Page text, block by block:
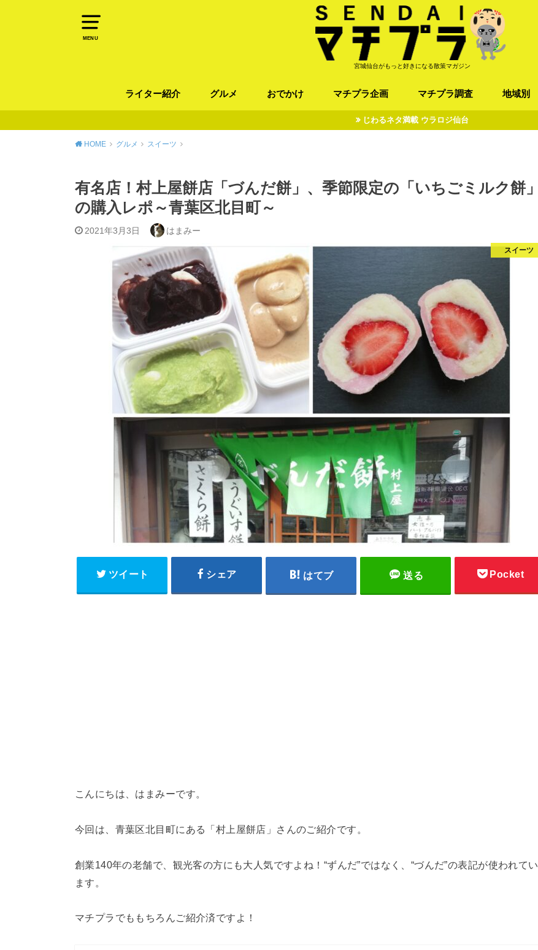
MENU
宮城仙台がもっと好きになる散策マガジン
ライター紹介 グルメ おでかけ マチプラ企画
オトアルキ
マチプラ企業訪問
ファッション
ブラミヤギ
マチプラ漫画
マチプラ小説
マチプラ調査
歴史
地域別
じわるネタ満載 ウラロジ仙台
HOME グルメ スイーツ
有名店！村上屋餅店「づんだ餅」、季節限定の「いちごミルク餅」
の購入レポ～青葉区北目町～
2021年3月3日 はまみー
スイーツ
ツイート シェア はてブ 送る Pocket
こんにちは、はまみーです。
今回は、青葉区北目町にある「村上屋餅店」さんのご紹介です。
創業140年の老舗で、観光客の方にも大人気ですよね！“ずんだ”ではなく、“づんだ”の表記が使われてい
ます。
マチプラでももちろんご紹介済ですよ！